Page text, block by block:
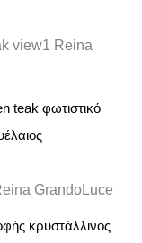
teak φωτιστικό
κρυστάλλινος